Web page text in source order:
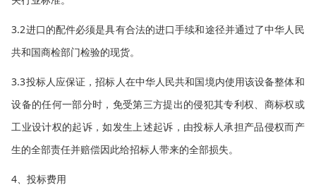
3.2进口的配件必须是具有合法的进口手续和途径并通过了中华人民
共和国商检部门检验的现货。
3.3投标人应保证，招标人在中华人民共和国境内使用该设备整体和
设备的任何一部分时，免受第三方提出的侵犯其专利权、商标权或
工业设计权的起诉，如发生上述起诉，由投标人承担产品侵权而产
生的全部责任并赔偿因此给招标人带来的全部损失。
4、投标费用